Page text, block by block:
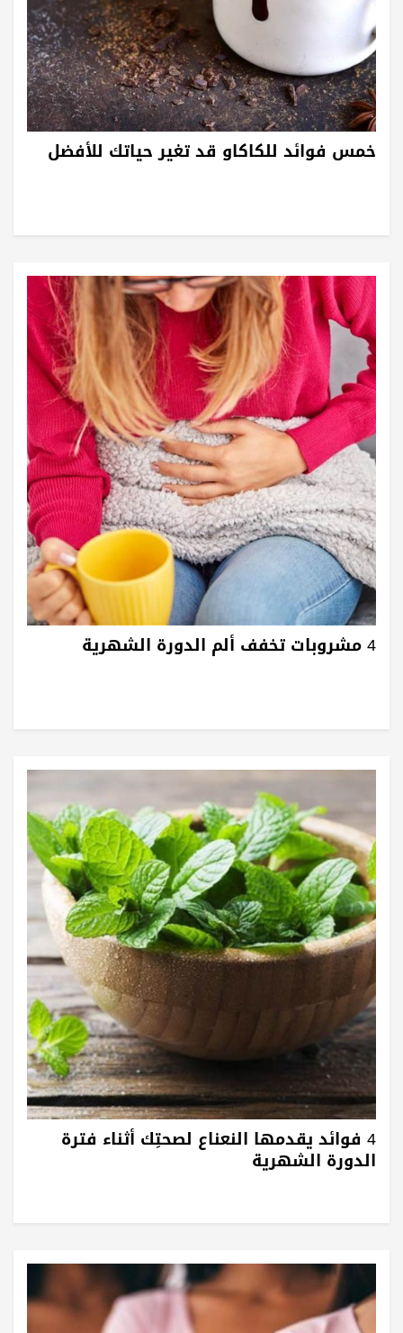
خمس فوائد للكاكاو قد تغير حياتك للأفضل
4 مشروبات تخفف ألم الدورة الشهرية
4 فوائد يقدمها النعناع لصحتِك أثناء فترة
الدورة الشهرية